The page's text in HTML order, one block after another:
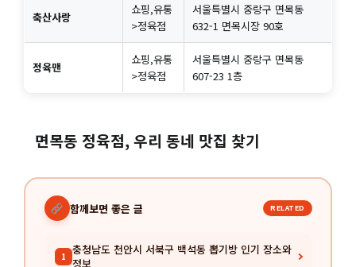
축산사랑
쇼핑,유통
>정육점
서울특별시 중랑구 면목동
632-1 면목시장 90호
정육맨
쇼핑,유통
>정육점
서울특별시 중랑구 면목동
607-23 1층
면목동 정육점, 우리 동네 맛집 찾기
함께보면 좋은 글 RELATED
1 충청남도 천안시 서북구 백석동 뽑기방 인기 장소와
정보